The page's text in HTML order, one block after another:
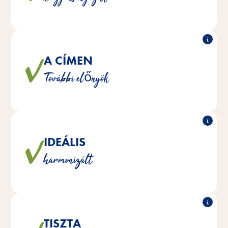
hiányok pótlásában.
A CÍMEN
További előnyök
Ezek a finomságok például a szervezet
védekezőképességének erősítését szolgálják.
IDEÁLIS
harmonizált
A táplálékkiegészítőket úgy optimalizáltuk, hogy
megfeleljenek a rágcsálók táplálkozási igényeinek.
TISZTA